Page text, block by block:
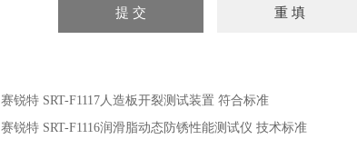
赛锐特 SRT-F1117人造板开裂测试装置 符合标准
赛锐特 SRT-F1116润滑脂动态防锈性能测试仪 技术标准